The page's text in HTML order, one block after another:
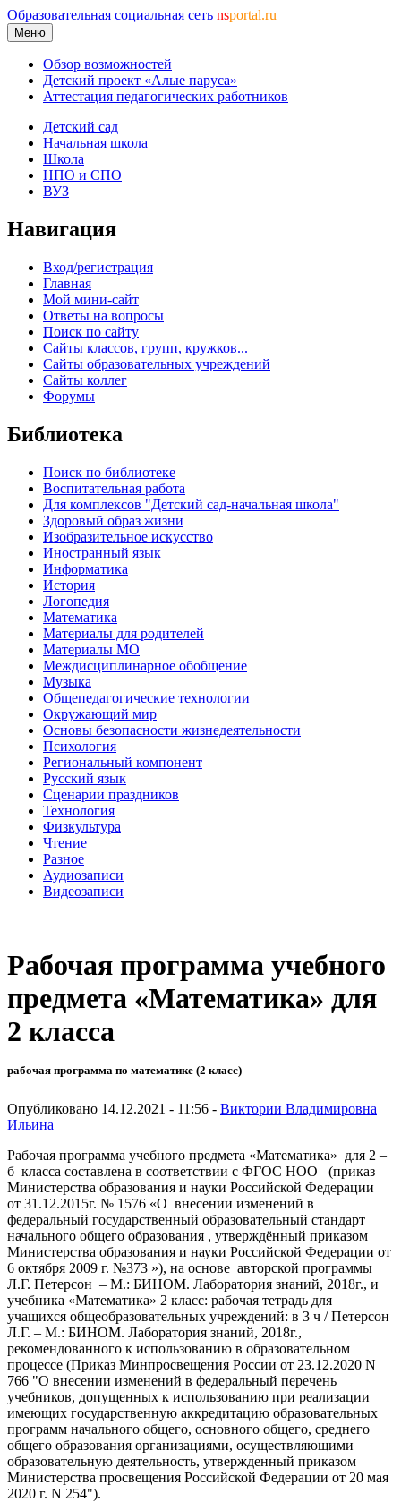
Образовательная социальная сеть nsportal.ru
Меню
Обзор возможностей
Детский проект «Алые паруса»
Аттестация педагогических работников
Детский сад
Начальная школа
Школа
НПО и СПО
ВУЗ
Навигация
Вход/регистрация
Главная
Мой мини-сайт
Ответы на вопросы
Поиск по сайту
Сайты классов, групп, кружков...
Сайты образовательных учреждений
Сайты коллег
Форумы
Библиотека
Поиск по библиотеке
Воспитательная работа
Для комплексов "Детский сад-начальная школа"
Здоровый образ жизни
Изобразительное искусство
Иностранный язык
Информатика
История
Логопедия
Математика
Материалы для родителей
Материалы МО
Междисциплинарное обобщение
Музыка
Общепедагогические технологии
Окружающий мир
Основы безопасности жизнедеятельности
Психология
Региональный компонент
Русский язык
Сценарии праздников
Технология
Физкультура
Чтение
Разное
Аудиозаписи
Видеозаписи
Рабочая программа учебного
предмета «Математика» для
2 класса
рабочая программа по математике (2 класс)
Опубликовано 14.12.2021 - 11:56 - Виктории Владимировна
Ильина
Рабочая программа учебного предмета «Математика» для 2 –
б класса составлена в соответствии с ФГОС НОО (приказ
Министерства образования и науки Российской Федерации
от 31.12.2015г. № 1576 «О внесении изменений в
федеральный государственный образовательный стандарт
начального общего образования , утверждённый приказом
Министерства образования и науки Российской Федерации от
6 октября 2009 г. №373 »), на основе авторской программы
Л.Г. Петерсон – М.: БИНОМ. Лаборатория знаний, 2018г., и
учебника «Математика» 2 класс: рабочая тетрадь для
учащихся общеобразовательных учреждений: в 3 ч / Петерсон
Л.Г. – М.: БИНОМ. Лаборатория знаний, 2018г.,
рекомендованного к использованию в образовательном
процессе (Приказ Минпросвещения России от 23.12.2020 N
766 "О внесении изменений в федеральный перечень
учебников, допущенных к использованию при реализации
имеющих государственную аккредитацию образовательных
программ начального общего, основного общего, среднего
общего образования организациями, осуществляющими
образовательную деятельность, утвержденный приказом
Министерства просвещения Российской Федерации от 20 мая
2020 г. N 254").